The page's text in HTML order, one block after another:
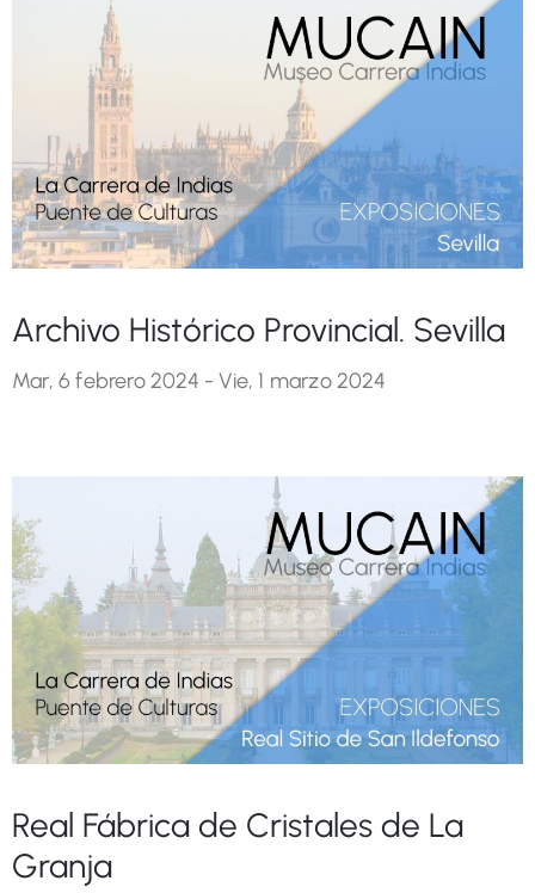
Archivo Histórico Provincial. Sevilla
Mar, 6 febrero 2024 - Vie, 1 marzo 2024
Real Fábrica de Cristales de La
Granja